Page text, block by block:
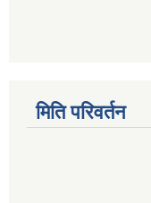
मिति परिवर्तन